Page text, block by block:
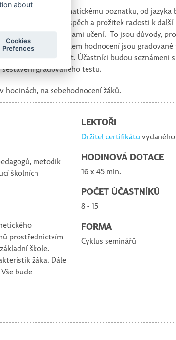
k matematickému poznatku, od jazyka
žáka přes úspěch a prožitek radosti k
tak i s poruchami učení. To jsou důvody,
vhodným prostředkem hodnocení jsou gradované
zvolí obtížnost. Účastníci budou seznámeni
gradovaného testu.
hodinách, na sebehodnocení žáků.
metodik
školních
prostřednictvím
škole.
žáka. Dále
bude
LEKTOŘI
Držitel certifikátu
HODINOVÁ DOTACE
16 x 45 min.
POČET ÚČASTNÍKŮ
8 - 15
FORMA
Cyklus seminářů
about
Cookies
Prefences